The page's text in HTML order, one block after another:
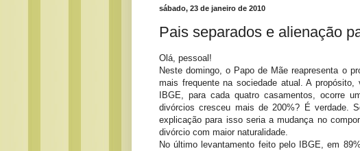
sábado, 23 de janeiro de 2010
Pais separados e alienação
Olá, pessoal!
Neste domingo, o Papo de Mãe reapresenta o
mais frequente na sociedade atual.A propósito,
IBGE, para cada quatro casamentos, ocorre
divórcios cresceu mais de 200%? É verdade.
explicação para isso seria a mudança no
divórcio com maior naturalidade.
No último levantamento feito pelo IBGE, em